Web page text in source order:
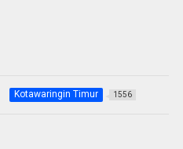
Kotawaringin Timur 1556